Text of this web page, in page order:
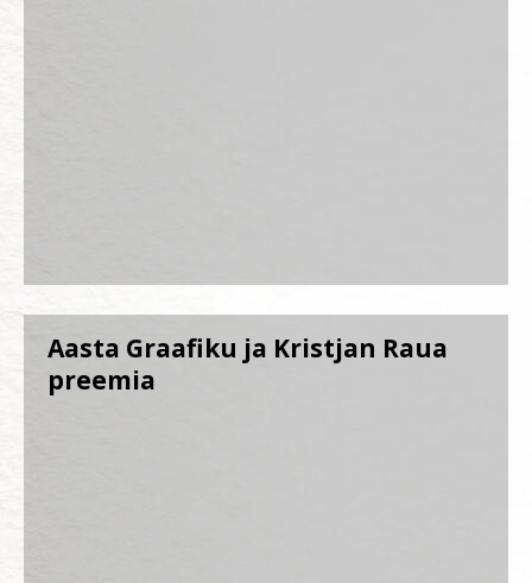
Aasta Graafiku ja Kristjan Raua
preemia